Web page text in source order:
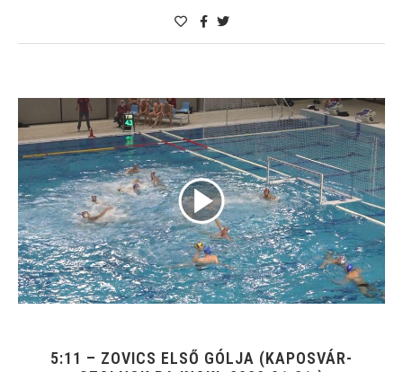
5:11 – ZOVICS ELSŐ GÓLJA (KAPOSVÁR-